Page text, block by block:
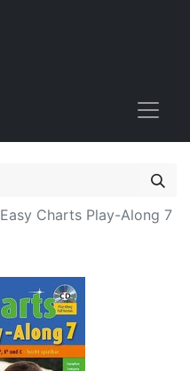
Easy Charts Play-Along 7